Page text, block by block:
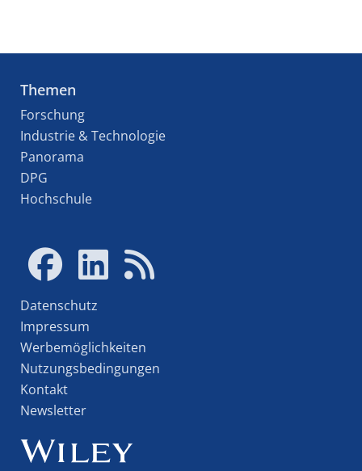
Themen
Forschung
Industrie & Technologie
Panorama
DPG
Hochschule
Datenschutz
Impressum
Werbemöglichkeiten
Nutzungsbedingungen
Kontakt
Newsletter